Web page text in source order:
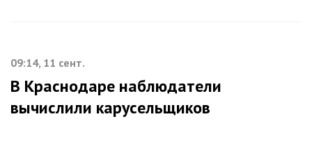
09:14, 11 сент.
В Краснодаре наблюдатели
вычислили карусельщиков